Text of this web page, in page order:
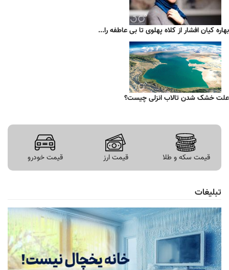
بهاره کیان افشار از کلاه پهلوی تا بی عاطفه را...
علت خشک شدن تالاب انزلی چیست؟
قیمت سکه و طلا قیمت ارز قیمت خودرو
تبلیغات